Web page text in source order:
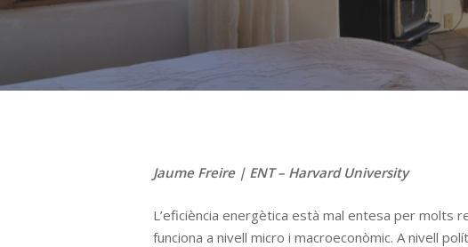
Jaume Freire | ENT – Harvard University
L’eficiència energètica està mal entesa per molts
funciona a nivell micro i macroeconòmic. A nivell